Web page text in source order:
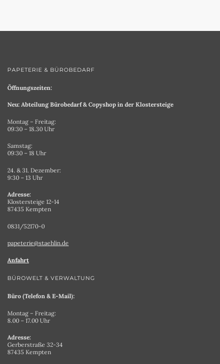
PAPETERIE & BÜROBEDARF
Öffnungszeiten:
Neu: Abteilung Bürobedarf & Copyshop in der Klostersteige
Montag – Freitag:
09:30 – 18.30 Uhr
Samstag:
09:30 – 18 Uhr
24. & 31. Dezember:
9:30 – 13 Uhr
Adresse:
Klostersteige 12-14
87435 Kempten
0831/52170-0
papeterie@staehlin.de
Anfahrt
BÜROWELT & VERWALTUNG
Büro (Telefon & E-Mail):
Montag – Freitag:
8.00 – 17.00 Uhr
Adresse:
Gerberstraße 32-34
87435 Kempten